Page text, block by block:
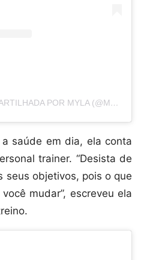
UMA PUBLICAÇÃO COMPARTILHADA POR MYLA (@MYLASANTANA)
saúde em dia, ela conta
trainer. “Desista de
seus objetivos, pois o que
mudar”, escreveu ela